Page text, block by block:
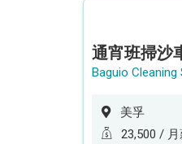
通宵班掃沙
美孚
23,500 /